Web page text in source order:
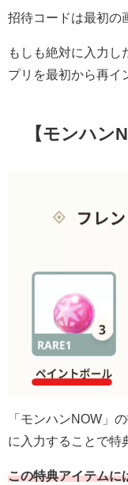
招待コードは最初の
もしも絶対に入力し
プリを最初から再イ
【モンハン
「モンハンNOW」
に入力することで特
この特典アイテムに